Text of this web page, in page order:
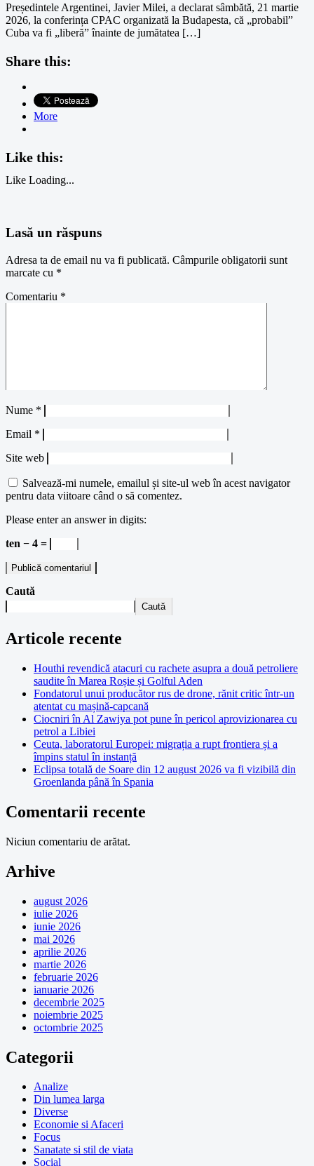
Președintele Argentinei, Javier Milei, a declarat sâmbătă, 21 martie
2026, la conferința CPAC organizată la Budapesta, că „probabil”
Cuba va fi „liberă” înainte de jumătatea […]
Share this:
More
Like this:
Like Loading...
Lasă un răspuns
Adresa ta de email nu va fi publicată. Câmpurile obligatorii sunt
marcate cu *
Comentariu *
Nume *
Email *
Site web
Salvează-mi numele, emailul și site-ul web în acest navigator
pentru data viitoare când o să comentez.
Please enter an answer in digits:
ten − 4 =
Caută
Caută
Articole recente
Houthi revendică atacuri cu rachete asupra a două petroliere
saudite în Marea Roșie și Golful Aden
Fondatorul unui producător rus de drone, rănit critic într-un
atentat cu mașină-capcană
Ciocniri în Al Zawiya pot pune în pericol aprovizionarea cu
petrol a Libiei
Ceuta, laboratorul Europei: migrația a rupt frontiera și a
împins statul în instanță
Eclipsa totală de Soare din 12 august 2026 va fi vizibilă din
Groenlanda până în Spania
Comentarii recente
Niciun comentariu de arătat.
Arhive
august 2026
iulie 2026
iunie 2026
mai 2026
aprilie 2026
martie 2026
februarie 2026
ianuarie 2026
decembrie 2025
noiembrie 2025
octombrie 2025
Categorii
Analize
Din lumea larga
Diverse
Economie si Afaceri
Focus
Sanatate si stil de viata
Social